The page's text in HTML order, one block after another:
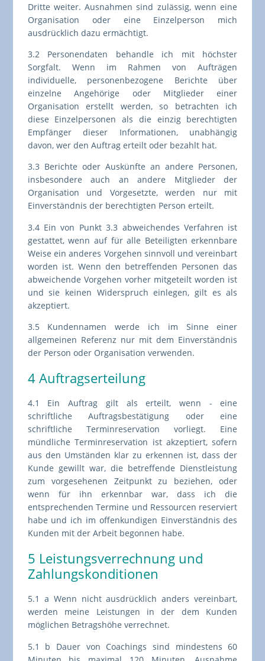
Dritte weiter. Ausnahmen sind zulässig, wenn eine
Organisation oder eine Einzelperson mich
ausdrücklich dazu ermächtigt.
3.2 Personendaten behandle ich mit höchster
Sorgfalt. Wenn im Rahmen von Aufträgen
individuelle, personenbezogene Berichte über
einzelne Angehörige oder Mitglieder einer
Organisation erstellt werden, so betrachten ich
diese Einzelpersonen als die einzig berechtigten
Empfänger dieser Informationen, unabhängig
davon, wer den Auftrag erteilt oder bezahlt hat.
3.3 Berichte oder Auskünfte an andere Personen,
insbesondere auch an andere Mitglieder der
Organisation und Vorgesetzte, werden nur mit
Einverständnis der berechtigten Person erteilt.
3.4 Ein von Punkt 3.3 abweichendes Verfahren ist
gestattet, wenn auf für alle Beteiligten erkennbare
Weise ein anderes Vorgehen sinnvoll und vereinbart
worden ist. Wenn den betreffenden Personen das
abweichende Vorgehen vorher mitgeteilt worden ist
und sie keinen Widerspruch einlegen, gilt es als
akzeptiert.
3.5 Kundennamen werde ich im Sinne einer
allgemeinen Referenz nur mit dem Einverständnis
der Person oder Organisation verwenden.
4 Auftragserteilung
4.1 Ein Auftrag gilt als erteilt, wenn - eine
schriftliche Auftragsbestätigung oder eine
schriftliche Terminreservation vorliegt. Eine
mündliche Terminreservation ist akzeptiert, sofern
aus den Umständen klar zu erkennen ist, dass der
Kunde gewillt war, die betreffende Dienstleistung
zum vorgesehenen Zeitpunkt zu beziehen, oder
wenn für ihn erkennbar war, dass ich die
entsprechenden Termine und Ressourcen reserviert
habe und ich im offenkundigen Einverständnis des
Kunden mit der Arbeit begonnen habe.
5 Leistungsverrechnung und
Zahlungskonditionen
5.1 a Wenn nicht ausdrücklich anders vereinbart,
werden meine Leistungen in der dem Kunden
möglichen Betragshöhe verrechnet.
5.1 b Dauer von Coachings sind mindestens 60